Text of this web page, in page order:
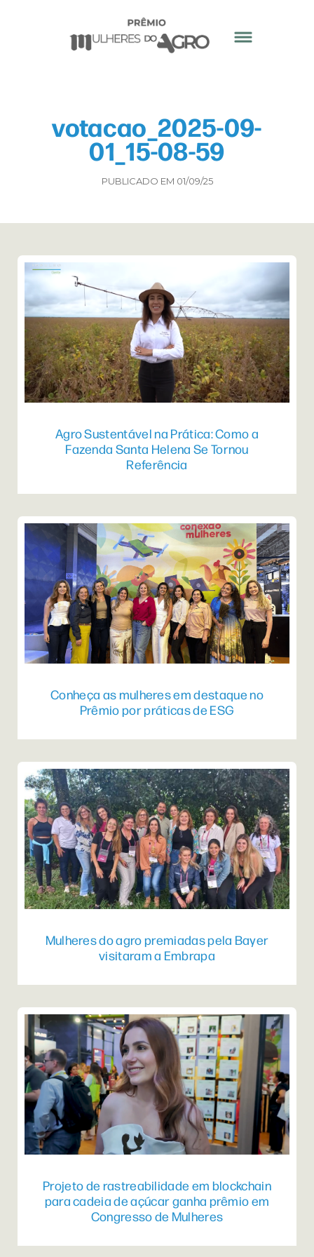
votacao_2025-09-
01_15-08-59
PUBLICADO EM 01/09/25
Agro Sustentável na Prática: Como a
Fazenda Santa Helena Se Tornou
Referência
Conheça as mulheres em destaque no
Prêmio por práticas de ESG
Mulheres do agro premiadas pela Bayer
visitaram a Embrapa
Projeto de rastreabilidade em blockchain
para cadeia de açúcar ganha prêmio em
Congresso de Mulheres